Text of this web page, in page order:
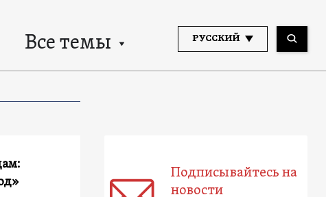
Все темы РУССКИЙ
Подписывайтесь на
новости